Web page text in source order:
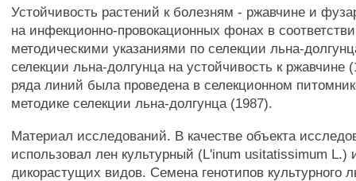
Устойчивость растений к болезням - ржавчине и
на инфекционно-провокационных фонах в
методическими указаниями по селекции льна-
селекции льна-долгунца на устойчивость к ржавчине
ряда линий была проведена в селекционном
методике селекции льна-долгунца (1987).
Материал исследований. В качестве объекта
использовал лен культурный (L'inum usitatissimum L.)
дикорастущих видов. Семена генотипов культурного